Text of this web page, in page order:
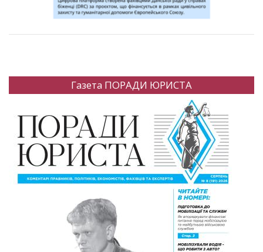
Газета ПОРАДИ ЮРИСТА